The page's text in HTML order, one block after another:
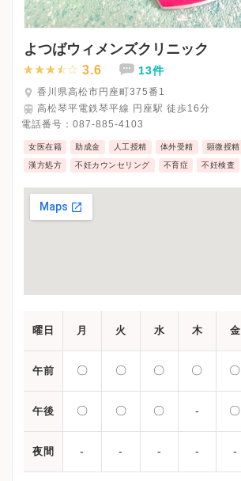
よつばウィメンズクリニック
3.6 13件
香川県高松市円座町375番1
高松琴平電鉄琴平線 円座駅 徒歩16分
電話番号： 087-885-4103
女医在籍 助成金 人工授精 体外受精 顕微授精
漢方処方 不妊カウンセリング 不育症 不妊検査
曜日 月 火 水 木 金
午前 〇 〇 〇 〇 〇
午後 〇 〇 〇 - 〇
夜間 - - - - -